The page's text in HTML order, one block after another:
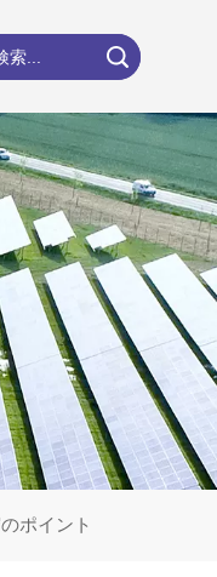
索...
ポイント